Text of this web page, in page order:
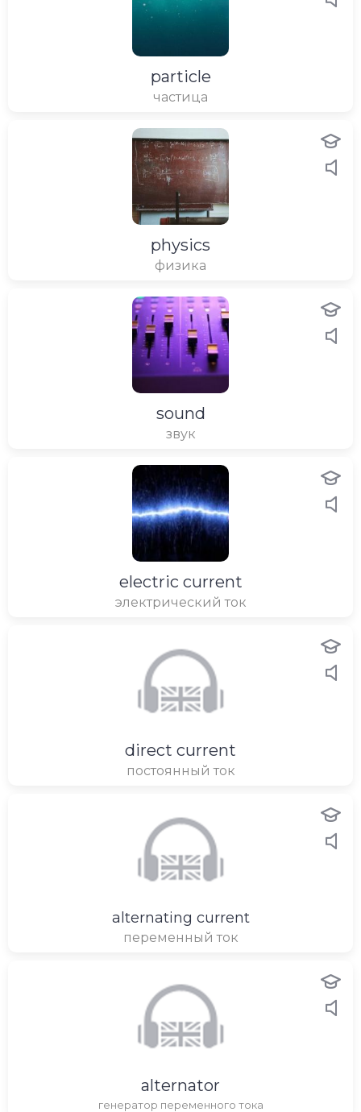
particle
частица
physics
физика
sound
звук
electric current
электрический ток
direct current
постоянный ток
alternating current
переменный ток
alternator
генератор переменного тока